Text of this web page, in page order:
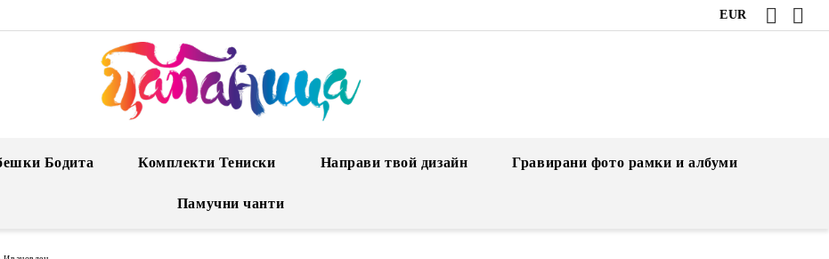
EUR
Бодита Комплекти Тениски Направи твой дизайн Гравирани фото рамки и албуми
Памучни чанти